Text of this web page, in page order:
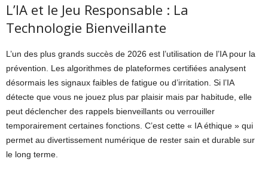
L’IA et le Jeu Responsable : La
Technologie Bienveillante
L’un des plus grands succès de 2026 est l’utilisation de l’IA pour la
prévention. Les algorithmes de plateformes certifiées analysent
désormais les signaux faibles de fatigue ou d’irritation. Si l’IA
détecte que vous ne jouez plus par plaisir mais par habitude, elle
peut déclencher des rappels bienveillants ou verrouiller
temporairement certaines fonctions. C’est cette « IA éthique » qui
permet au divertissement numérique de rester sain et durable sur
le long terme.